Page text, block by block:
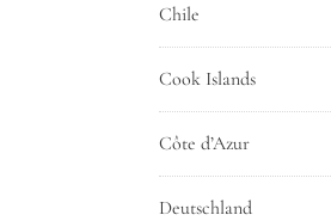
Chile
Cook Islands
Côte d’Azur
Deutschland